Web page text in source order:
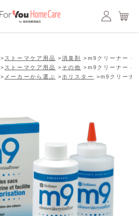
> ストーマケア用品 >消臭剤 > m9クリーナー
> ストーマケア用品 > その他 > m9クリーナー
> メーカーから選ぶ > ホリスター >m9クリーナ